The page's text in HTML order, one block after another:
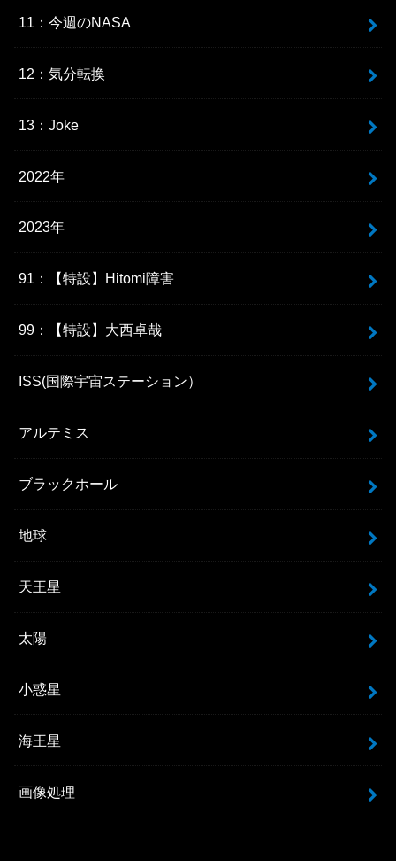
11：今週のNASA
12：気分転換
13：Joke
2022年
2023年
91：【特設】Hitomi障害
99：【特設】大西卓哉
ISS(国際宇宙ステーション）
アルテミス
ブラックホール
地球
天王星
太陽
小惑星
海王星
画像処理